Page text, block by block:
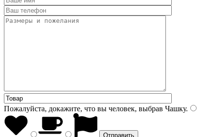
Пожалуйста, докажите, что вы человек, выбрав Чашку.